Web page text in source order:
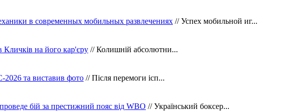
в современных мобильных развлечениях // Успех мобильной иг...
Кличків на його кар'єру // Колишній абсолютни...
2026 та виставив фото // Після перемоги ісп...
бій за престижний пояс від WBO // Український боксер...